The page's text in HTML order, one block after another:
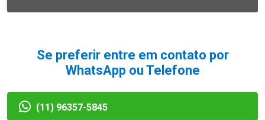
Se preferir entre em contato por
WhatsApp ou Telefone
(11) 96357-5845